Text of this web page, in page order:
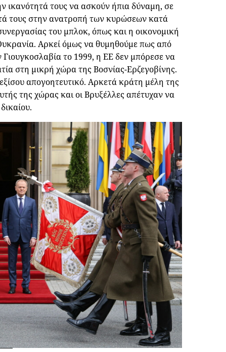
ικανότητά τους να ασκούν ήπια δύναμη, σε
τους στην ανατροπή των κυρώσεων κατά
του μπλοκ, όπως και η οικονομική
Αρκεί όμως να θυμηθούμε πως από
το 1999, η ΕΕ δεν μπόρεσε να
στη μικρή χώρα της Βοσνίας-Ερζεγοβίνης.
απογοητευτικό. Αρκετά κράτη μέλη της
της χώρας και οι Βρυξέλλες απέτυχαν να